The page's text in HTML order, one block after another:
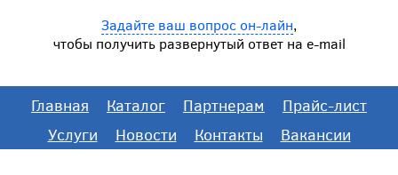
Задайте ваш вопрос он-лайн,
чтобы получить развернутый ответ на e-mail
Главная Каталог Партнерам
Прайс-лист
Услуги
Новости Контакты Вакансии